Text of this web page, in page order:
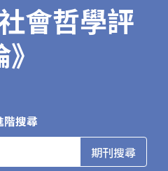
會哲學評
階搜尋